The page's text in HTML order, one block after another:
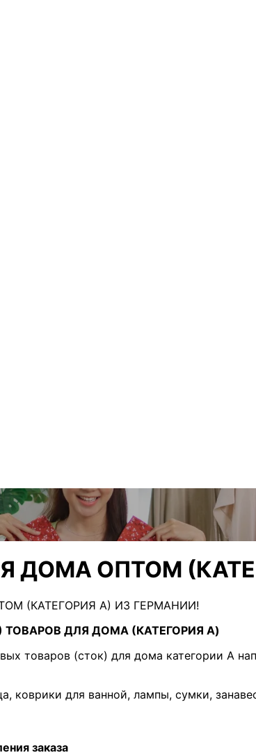
ДОМА ОПТОМ
ДЛЯ ДОМА (КАТЕГОРИЯ A)
товаров (сток) для дома категории A
коврики для ванной, лампы, сумки,
заказа